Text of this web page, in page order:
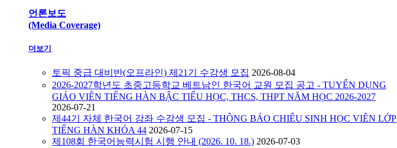
언론보도
(Media Coverage)
더보기
토픽 중급 대비반(오프라인) 제21기 수강생 모집 2026-08-04
2026-2027학년도 초중고등학교 베트남인 한국어 교원 모집 공고 - TUYỂN DỤNG
GIÁO VIÊN TIẾNG HÀN BẬC TIỂU HỌC, THCS, THPT NĂM HỌC 2026-2027
2026-07-21
제44기 자체 한국어 강좌 수강생 모집 - THÔNG BÁO CHIÊU SINH HỌC VIÊN LỚP
TIẾNG HÀN KHÓA 44 2026-07-15
제108회 한국어능력시험 시행 안내 (2026. 10. 18.) 2026-07-03